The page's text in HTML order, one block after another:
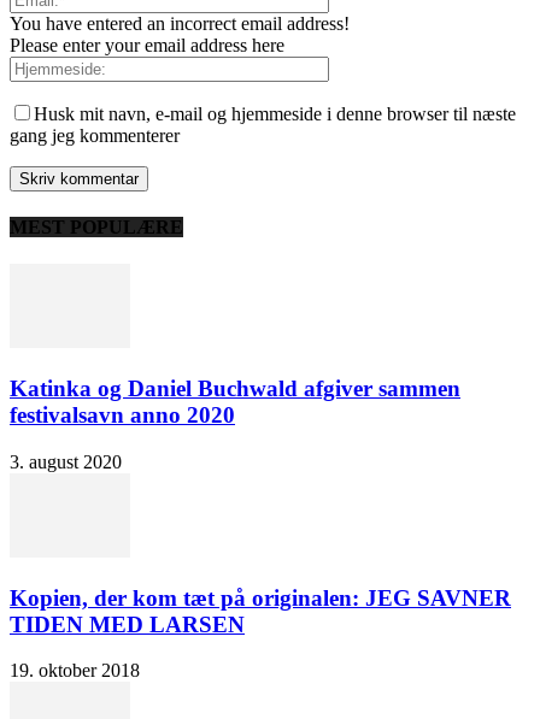
You have entered an incorrect email address!
Please enter your email address here
Husk mit navn, e-mail og hjemmeside i denne browser til næste
gang jeg kommenterer
MEST POPULÆRE
Katinka og Daniel Buchwald afgiver sammen
festivalsavn anno 2020
3. august 2020
Kopien, der kom tæt på originalen: JEG SAVNER
TIDEN MED LARSEN
19. oktober 2018